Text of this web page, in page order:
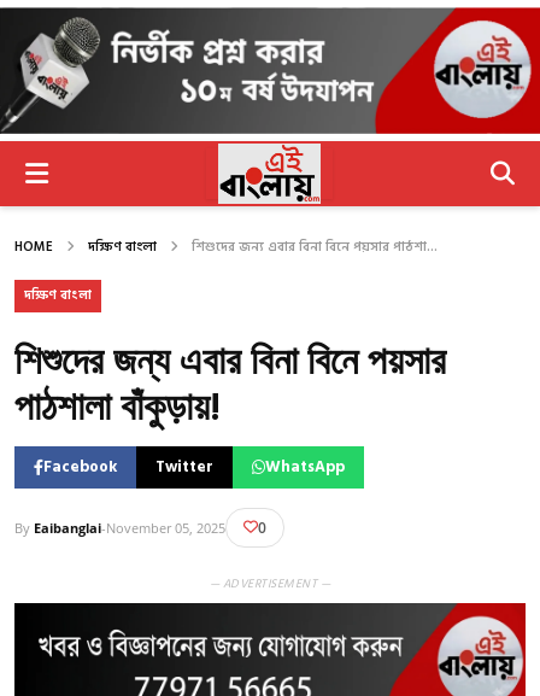
HOME দক্ষিণ বাংলা শিশুদের জন্য এবার বিনা বিনে পয়সার পাঠশা...
দক্ষিণ বাংলা
শিশুদের জন্য এবার বিনা বিনে পয়সার
পাঠশালা বাঁকুড়ায়!
Facebook Twitter WhatsApp
By Eaibanglai-November 05, 2025 0
— ADVERTISEMENT —